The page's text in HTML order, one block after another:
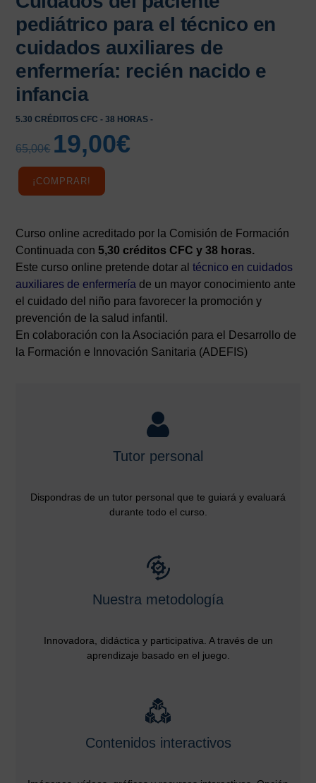
pediátrico para el técnico en
cuidados auxiliares de
enfermería: recién nacido e
infancia
5.30 CRÉDITOS CFC - 38 HORAS -
65,00€
El
precio
19,00€
¡COMPRAR!
Curso online acreditado por la Comisión de Formación
Continuada con 5,30 créditos CFC y 38 horas.
Este curso online pretende dotar altécnico en cuidados
auxiliares de enfermería de un mayor conocimiento ante
el cuidado del niño para favorecer la promoción y
prevención de la salud infantil.
En colaboración con la Asociación para el Desarrollo de
la Formación e Innovación Sanitaria (ADEFIS)
Tutor personal
Dispondras de un tutor personal que te guiará y evaluará
durante todo el curso.
Nuestra metodología
Innovadora, didáctica y participativa. A través de un
aprendizaje basado en el juego.
Contenidos interactivos